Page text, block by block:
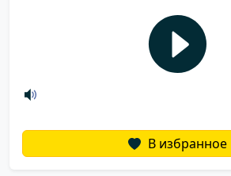
В избранное